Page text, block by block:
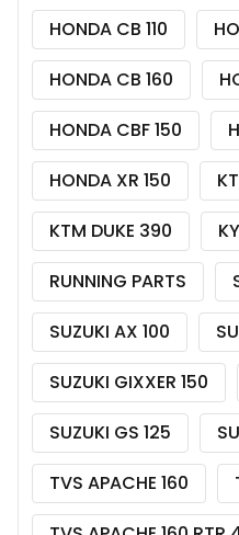
HONDA CB 110
HONDA CB 160
HONDA CBF 150
HONDA XR 150
KTM DUKE 390
RUNNING PARTS
SUZUKI AX 100
SUZUKI GIXXER 150
SUZUKI GS 125
TVS APACHE 160